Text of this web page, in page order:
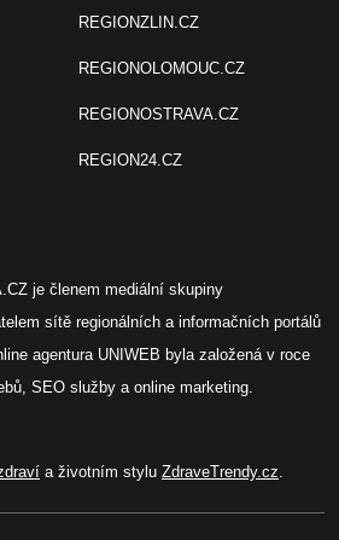
REGIONZLIN.CZ
REGIONOLOMOUC.CZ
REGIONOSTRAVA.CZ
REGION24.CZ
je členem mediální skupiny
sítě regionálních a informačních portálů
agentura UNIWEB byla založená v roce
SEO služby a online marketing.
a životním stylu ZdraveTrendy.cz